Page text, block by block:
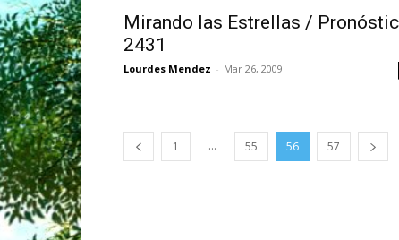
Mirando las Estrellas /
2431
Lourdes Mendez - Mar 26, 2009
1 ... 55 56 57